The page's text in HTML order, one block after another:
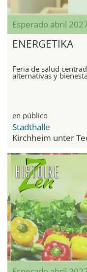
Esperado abril
ENERGETIKA
Feria de salud
alternativas y
en público
Stadthalle
Kirchheim unter